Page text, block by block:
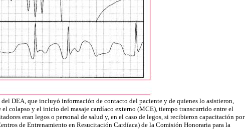
DEA, que incluyó información de contacto del paciente y de quienes lo asistieron,
colapso y el inicio del masaje cardíaco externo (MCE), tiempo transcurrido entre el
eran legos o personal de salud y, en el caso de legos, si recibieron capacitación por
de Entrenamiento en Resucitación Cardíaca) de la Comisión Honoraria para la